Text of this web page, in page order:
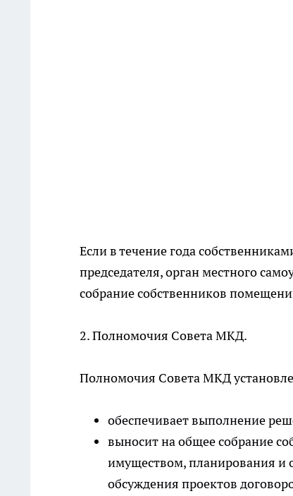
Если в течение года
председателя, орган местного
собрание собственников
2. Полномочия Совета МКД.
Полномочия Совета МКД
обеспечивает выполнение
выносит на общее собрание
имуществом, планирования и
обсуждения проектов